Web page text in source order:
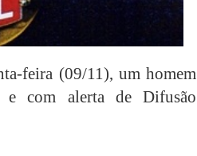
feira (09/11), um homem
e com alerta de Difusão